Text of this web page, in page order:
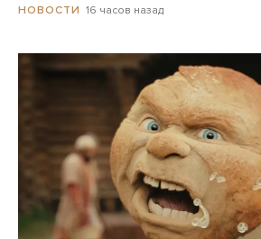
НОВОСТИ 16 часов назад